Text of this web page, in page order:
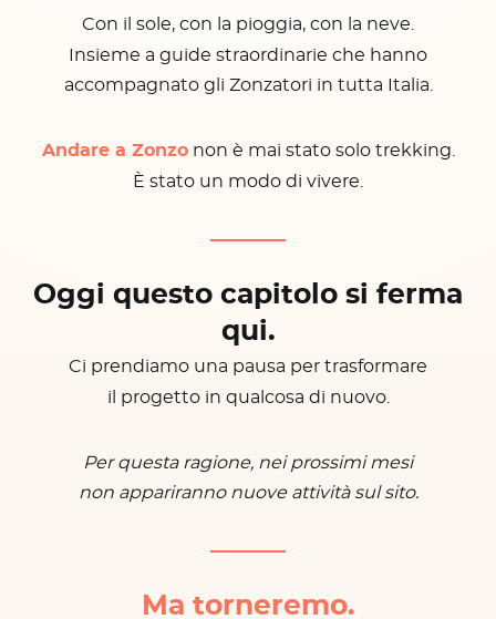
Con il sole, con la pioggia, con la neve.
Insieme a guide straordinarie che hanno
accompagnato gli Zonzatori in tutta Italia.
Andare a Zonzonon è mai stato solo trekking.
È stato un modo di vivere.
Oggi questo capitolo si ferma
qui.
Ci prendiamo una pausa per trasformare
il progetto in qualcosa di nuovo.
Per questa ragione, nei prossimi mesi
non appariranno nuove attività sul sito.
Ma torneremo.